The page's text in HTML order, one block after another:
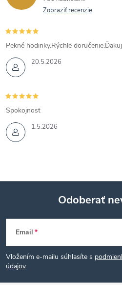
Zobraziť recenzie
20.5.2026
Pekné hodinky.Rýchle
1.5.2026
Spokojnost
Z
á
p
Odoberať
Email
Vložením e-mailu súhlasíte s
údajov